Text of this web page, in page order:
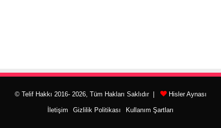
© Telif Hakkı 2016- 2026, Tüm Hakları Saklıdır | Hisler Aynası
İletişim Gizlilik Politikası Kullanım Şartları